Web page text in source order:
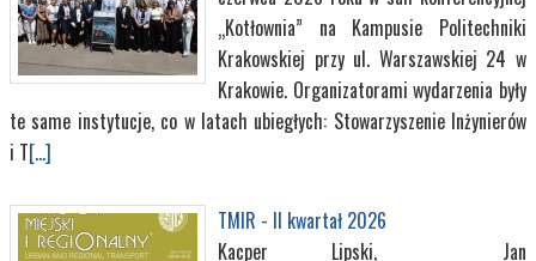
„Kotłownia” na Kampusie Politechniki
Krakowskiej przy ul. Warszawskiej 24 w
Krakowie. Organizatorami wydarzenia były
te same instytucje, co w latach ubiegłych: Stowarzyszenie Inżynierów
i T[...]
TMIR - II kwartał 2026
Kacper Lipski, Jan